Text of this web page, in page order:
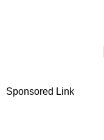
Sponsored Link